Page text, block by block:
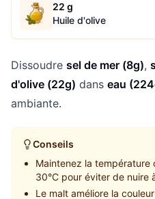
22 g
Huile d'olive
Dissoudre sel de mer (8g),
d'olive (22g) dans eau
ambiante.
Conseils
Maintenez la température
30°C pour éviter de nuire
Le malt améliore la